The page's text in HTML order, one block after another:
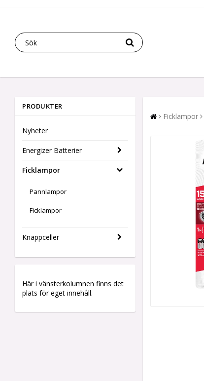
PRODUKTER
Nyheter
Energizer Batterier
Ficklampor
Pannlampor
Ficklampor
Knappceller
Här i vänsterkolumnen finns det
plats för eget innehåll.
Ficklampor